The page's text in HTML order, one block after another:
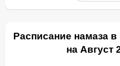
Расписание намаза
на Август